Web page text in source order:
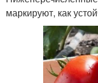
маркируют, как